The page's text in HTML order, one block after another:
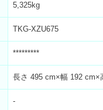
5,325kg
TKG-XZU675
*********
長さ 495 cm×幅 192 cm×
-